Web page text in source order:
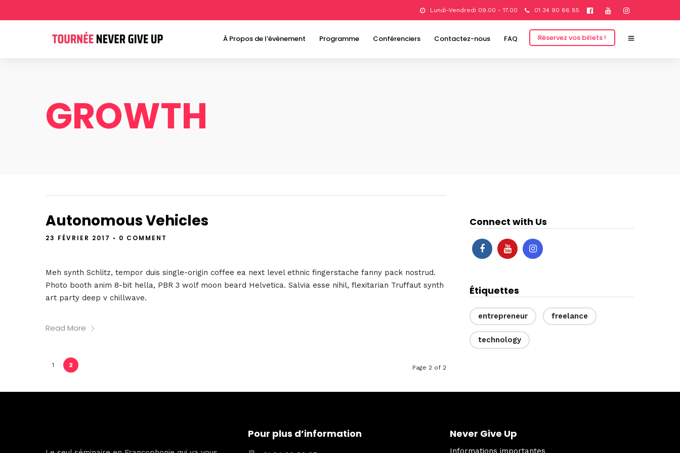
Lundi-Vendredi 09.00 - 17.00 01 34 90 86 85
À Propos de l’évènement Programme Conférenciers Contactez-nous FAQ Réservez vos billets !
GROWTH
Autonomous Vehicles
23 FÉVRIER 2017 • 0 COMMENT
Meh synth Schlitz, tempor duis single-origin coffee ea next level ethnic fingerstache fanny pack nostrud.
Photo booth anim 8-bit hella, PBR 3 wolf moon beard Helvetica. Salvia esse nihil, flexitarian Truffaut synth
art party deep v chillwave.
Read More
1 2 Page 2 of 2
Connect with Us
Étiquettes
entrepreneur freelance
technology
Pour plus d’information Never Give Up
Informations importantes